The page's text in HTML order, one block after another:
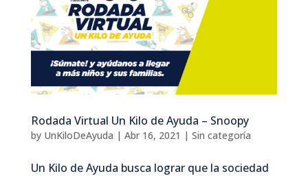
Rodada Virtual Un Kilo de Ayuda – Snoopy
by UnKiloDeAyuda | Abr 16, 2021 | Sin categoría
Un Kilo de Ayuda busca lograr que la sociedad